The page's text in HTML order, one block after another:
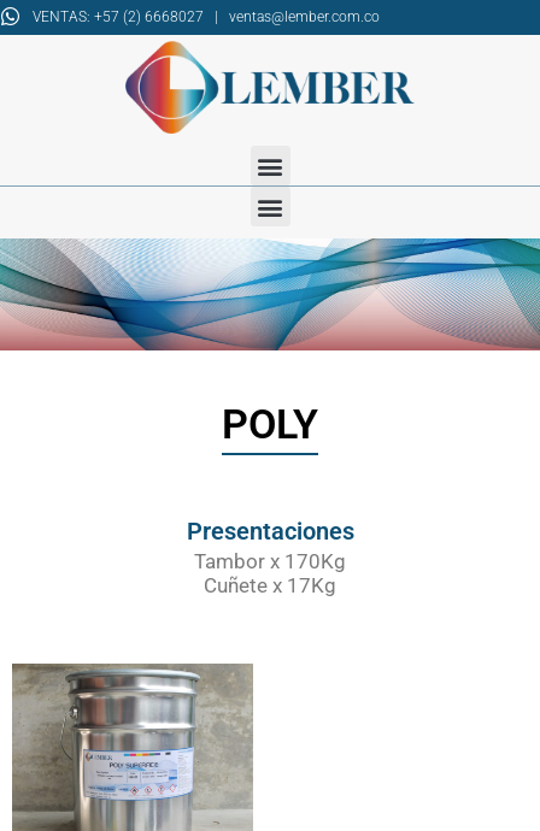
VENTAS: +57 (2) 6668027 | ventas@lember.com.co
POLY
Presentaciones
Tambor x 170Kg
Cuñete x 17Kg